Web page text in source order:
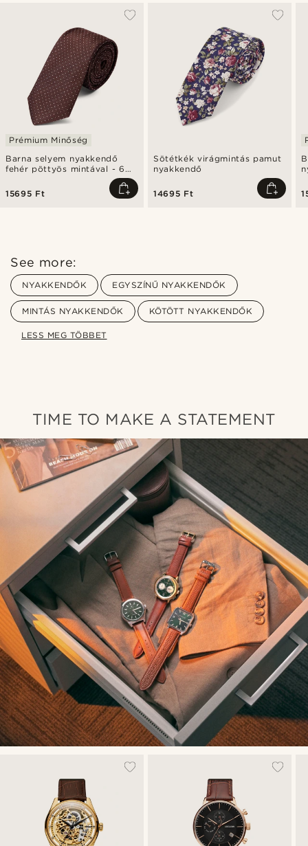
Barna selyem nyakkendő
fehér pöttyös mintával - 6
Prémium Minőség
15695 Ft
Sötétkék virágmintás pamut
nyakkendő
14695 Ft
See more:
NYAKKENDŐK EGYSZÍNŰ NYAKKENDŐK
MINTÁS NYAKKENDŐK KÖTÖTT NYAKKENDŐK
LESS MEG TÖBBET
TIME TO MAKE A STATEMENT